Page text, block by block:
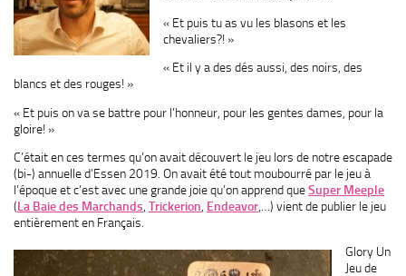
« Et puis tu as vu les blasons et les
chevaliers?! »
« Et il y a des dés aussi, des noirs, des
blancs et des rouges! »
« Et puis on va se battre pour l’honneur, pour les gentes dames, pour la
gloire! »
C’était en ces termes qu’on avait découvert le jeu lors de notre escapade
(bi-) annuelle d’Essen 2019. On avait été tout moubourré par le jeu à
l’époque et c’est avec une grande joie qu’on apprend queSuper Meeple
(La Baie des Marchands, Trickerion, Endeavor,…) vient de publier le jeu
entièrement en Français.
Glory Un
Jeu de